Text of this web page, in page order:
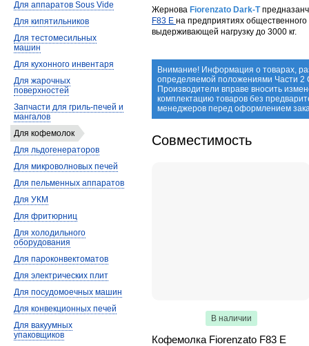
Жернова Fiorenzato Dark-T
F83 E на предприятиях
выдерживающей нагрузку до 3000 кг.
Внимание! Информация о товарах,
определяемой положениями Части 2
Производители вправе вносить
комплектацию товаров без
менеджеров перед оформлением
Совместимость
В наличии
Кофемолка Fiorenzato F83 E
Для аппаратов Sous Vide
Для кипятильников
Для тестомесильных
машин
Для кухонного инвентаря
Для жарочных
поверхностей
Запчасти для гриль-печей и
мангалов
Для кофемолок
Для льдогенераторов
Для микроволновых печей
Для пельменных аппаратов
Для УКМ
Для фритюрниц
Для холодильного
оборудования
Для пароконвектоматов
Для электрических плит
Для посудомоечных машин
Для конвекционных печей
Для вакуумных
упаковщиков